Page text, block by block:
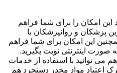
این امکان را برای شما فراهم
پزشکان و روانپزشکان با
این امکان برای شما فراهم
اینترنتی نوبت بگیرید.
می توانید با استفاده از خدمات
اعتیاد مواد مخدر دستجرد هم